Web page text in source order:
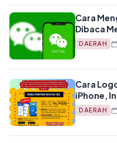
Cara
Dibaca
DAERAH
Cara
iPhone,
DAERAH